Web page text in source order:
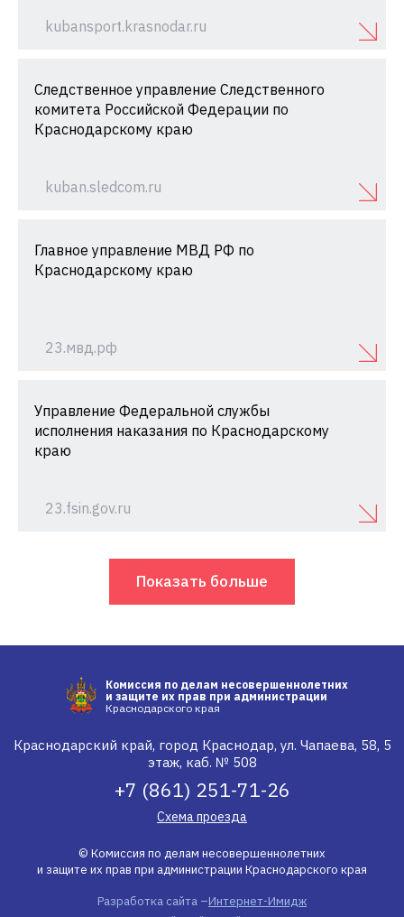
kubansport.krasnodar.ru
Следственное управление Следственного
комитета Российской Федерации по
Краснодарскому краю
kuban.sledcom.ru
Главное управление МВД РФ по
Краснодарскому краю
23.мвд.рф
Управление Федеральной службы
исполнения наказания по Краснодарскому
краю
23.fsin.gov.ru
Показать больше
Комиссия по делам несовершеннолетних
и защите их прав при администрации
Краснодарского края
Краснодарский край, город Краснодар, ул. Чапаева, 58, 5
этаж, каб. № 508
+7 (861) 251-71-26
Схема проезда
© Комиссия по делам несовершеннолетних
и защите их прав при администрации Краснодарского края
Разработка сайта –Интернет-Имидж